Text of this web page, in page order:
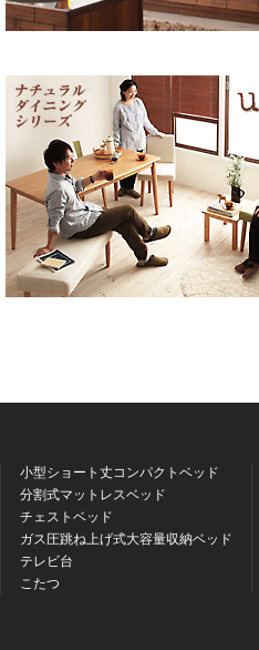
小型ショート丈コンパクトベッド
分割式マットレスベッド
チェストベッド
ガス圧跳ね上げ式大容量収納ベッド
テレビ台
こたつ